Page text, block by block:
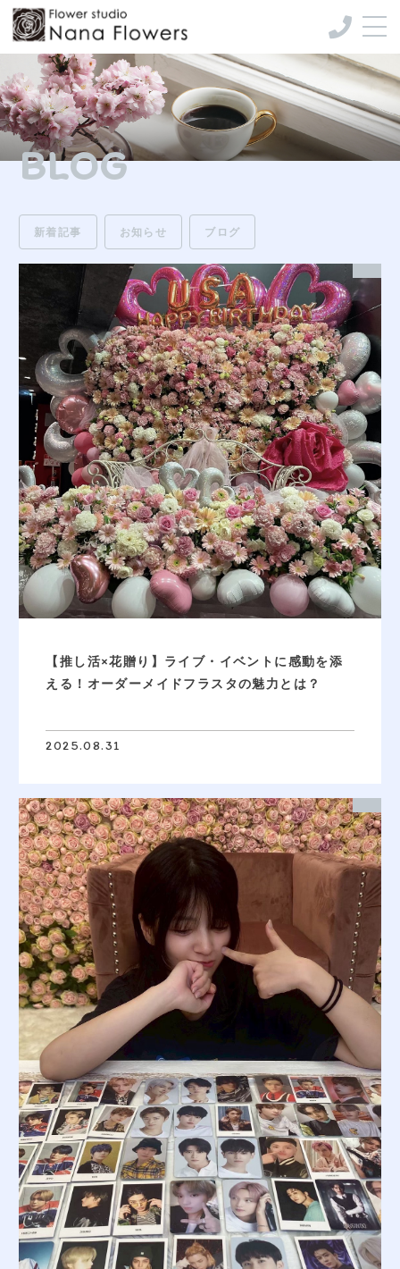
CONCEPT
コンセプト
MENU & PRICE
メニュー
ギャラリー
CELEBRATION
祝い花のご注文はこちら
BLOG
作成事例まとめ
COMPANY INFO
会社情報
ONLINE SHOP
オンラインショップ
CONTACT
お問い合わせ
ご予約
アクセス
採用情報
BLOG
新着記事 お知らせ ブログ
【推し活×花贈り】ライブ・イベントに感動を添
える！オーダーメイドフラスタの魅力とは？
2025.08.31